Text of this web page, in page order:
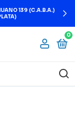
139 (C.A.B.A.)
0